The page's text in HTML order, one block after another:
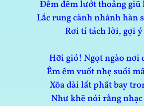
Đêm đêm lướt thoảng giũ
Lắc rung cành nhánh hàn
Rơi tí tách lời, gợi
Hỡi gió! Ngọt ngào nơi
Êm êm vuốt nhẹ suối
Xõa dài lất phất bay
Như khẽ nói rằng